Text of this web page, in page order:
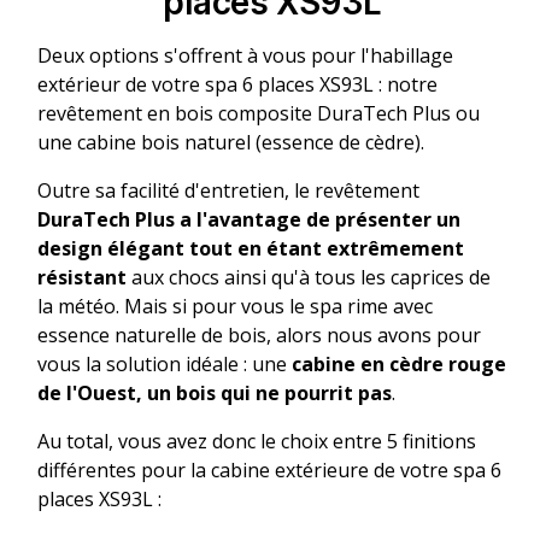
Deux options s'offrent à vous pour l'habillage
extérieur de votre spa 6 places XS93L : notre
revêtement en bois composite DuraTech Plus ou
une cabine bois naturel (essence de cèdre).
Outre sa facilité d'entretien, le revêtement
DuraTech Plus a l'avantage de présenter un
design élégant tout en étant extrêmement
résistant aux chocs ainsi qu'à tous les caprices de
la météo. Mais si pour vous le spa rime avec
essence naturelle de bois, alors nous avons pour
vous la solution idéale : une cabine en cèdre rouge
de l'Ouest, un bois qui ne pourrit pas.
Au total, vous avez donc le choix entre 5 finitions
différentes pour la cabine extérieure de votre spa 6
places XS93L :